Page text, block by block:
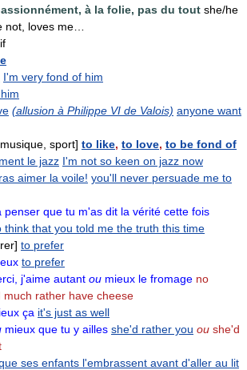
à la folie, pas du tout she/he
not, loves me…
I'm very fond of him
(allusion à Philippe VI de Valois) anyone want
sport] to like, to love, to be fond of
le jazz I'm not so keen on jazz now
aimer la voile! you'll never persuade me to
penser que tu m'as dit la vérité cette fois
think that you told me the truth this time
to prefer
to prefer
j'aime autant ou mieux le fromage no
rather have cheese
ça it's just as well
mieux que tu y ailles she'd rather you ou she'd
ses enfants l'embrassent avant d'aller au lit